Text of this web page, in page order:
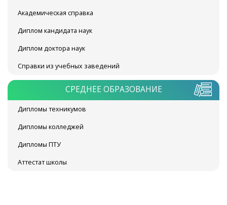
Академическая справка
Диплом кандидата наук
Диплом доктора наук
Справки из учебных заведений
СРЕДНЕЕ ОБРАЗОВАНИЕ
Дипломы техникумов
Дипломы колледжей
Дипломы ПТУ
Аттестат школы